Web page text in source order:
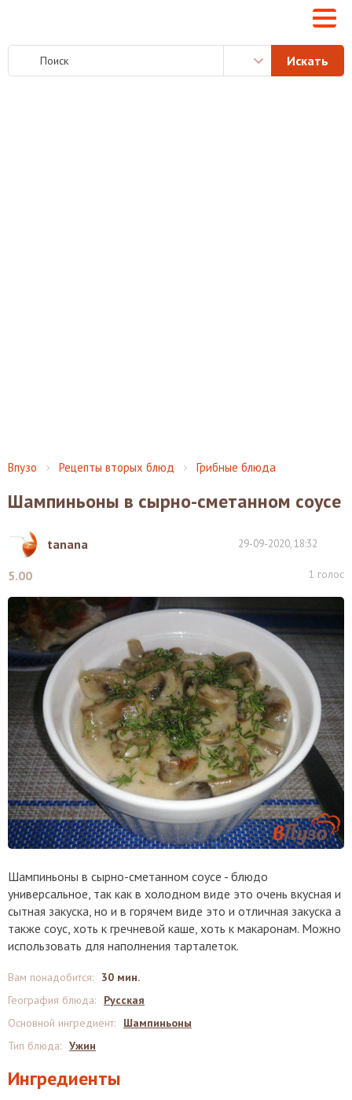
Впузо Рецепты вторых блюд Грибные блюда
Шампиньоны в сырно-сметанном соусе
tanana 29-09-2020, 18:32
5.00 1 голос
Шампиньоны в сырно-сметанном соусе - блюдо
универсальное, так как в холодном виде это очень вкусная и
сытная закуска, но и в горячем виде это и отличная закуска а
также соус, хоть к гречневой каше, хоть к макаронам. Можно
использовать для наполнения тарталеток.
Ингредиенты
Вам понадобится:
30 мин.
География блюда:
Русская
Основной ингредиент:
Шампиньоны
Тип блюда: Ужин